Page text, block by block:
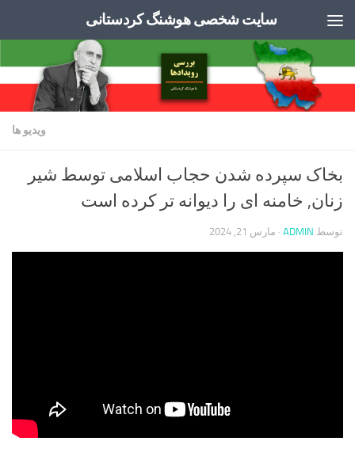
Skip to contentسایت شخصی هوشنگ کردستانی
ویدیو ها
بخاک سپرده شدن حجاب اسلامی توسط شیر
زنان, خامنه ای را دیوانه تر کرده است
توسط ADMIN
· مارس 21, 2024